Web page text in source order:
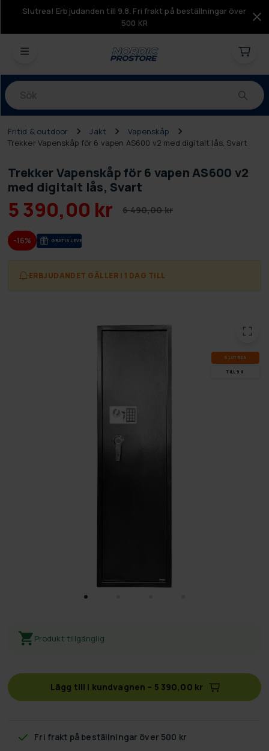
Slutrea! Erbjudanden till 9.8. Fri frakt på beställningar över
500 KR
Produkter
Fritid & outdoor Jakt
Vapenskåp
Trekker Vapenskåp för 6 vapen AS600 v2 med digitalt lås, Svart
Trekker Vapenskåp för 6 vapen AS600 v2
med digitalt lås, Svart
5 390,00 kr 6 490,00 kr
-16% GRA­TIS LE­VE­RANS
ERBJUDANDET GÄLLER I 1 DAG TILL
SLUT­REA
TILL 9.8.
Produkt tillgänglig
Lägg till i kundvagnen – 5 390,00 kr
Fri frakt på beställningar över 500 kr